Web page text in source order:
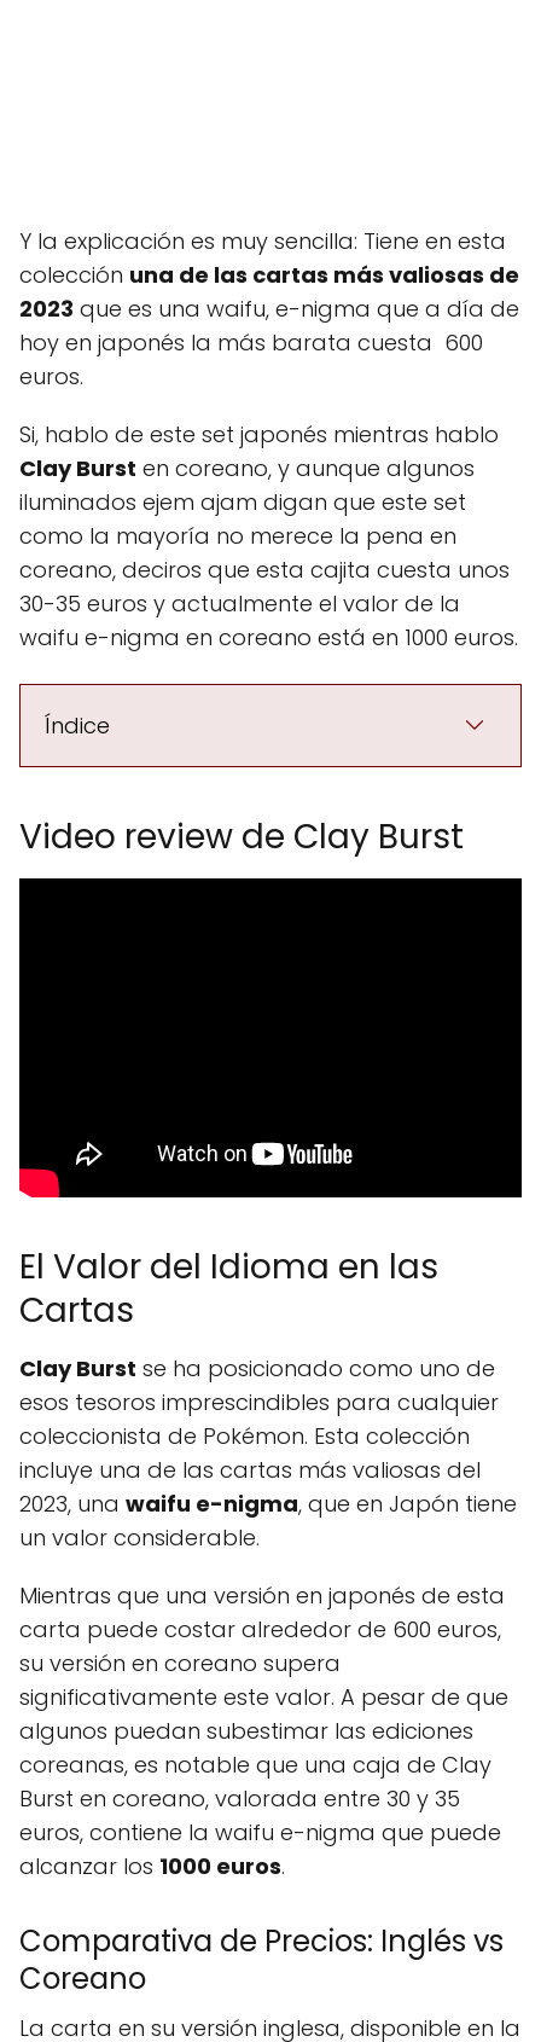
Y la explicación es muy sencilla: Tiene en esta
colección una de las cartas más valiosas de
2023 que es una waifu, e-nigma que a día de
hoy en japonés la más barata cuesta 600
euros.
Si, hablo de este set japonés mientras hablo
Clay Burst en coreano, y aunque algunos
iluminados ejem ajam digan que este set
como la mayoría no merece la pena en
coreano, deciros que esta cajita cuesta unos
30-35 euros y actualmente el valor de la
waifu e-nigma en coreano está en 1000 euros.
Índice
Video review de Clay Burst
El Valor del Idioma en las
Cartas
Clay Burst se ha posicionado como uno de
esos tesoros imprescindibles para cualquier
coleccionista de Pokémon. Esta colección
incluye una de las cartas más valiosas del
2023, una waifu e-nigma, que en Japón tiene
un valor considerable.
Mientras que una versión en japonés de esta
carta puede costar alrededor de 600 euros,
su versión en coreano supera
significativamente este valor. A pesar de que
algunos puedan subestimar las ediciones
coreanas, es notable que una caja de Clay
Burst en coreano, valorada entre 30 y 35
euros, contiene la waifu e-nigma que puede
alcanzar los 1000 euros.
Comparativa de Precios: Inglés vs
Coreano
La carta en su versión inglesa, disponible en la